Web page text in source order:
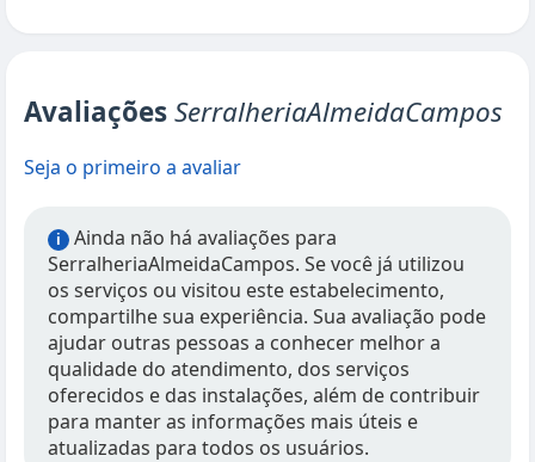
AvaliaçõesSerralheriaAlmeidaCampos
Seja o primeiro a avaliar
i
Ainda não há avaliações para
SerralheriaAlmeidaCampos. Se você já utilizou
os serviços ou visitou este estabelecimento,
compartilhe sua experiência. Sua avaliação pode
ajudar outras pessoas a conhecer melhor a
qualidade do atendimento, dos serviços
oferecidos e das instalações, além de contribuir
para manter as informações mais úteis e
atualizadas para todos os usuários.